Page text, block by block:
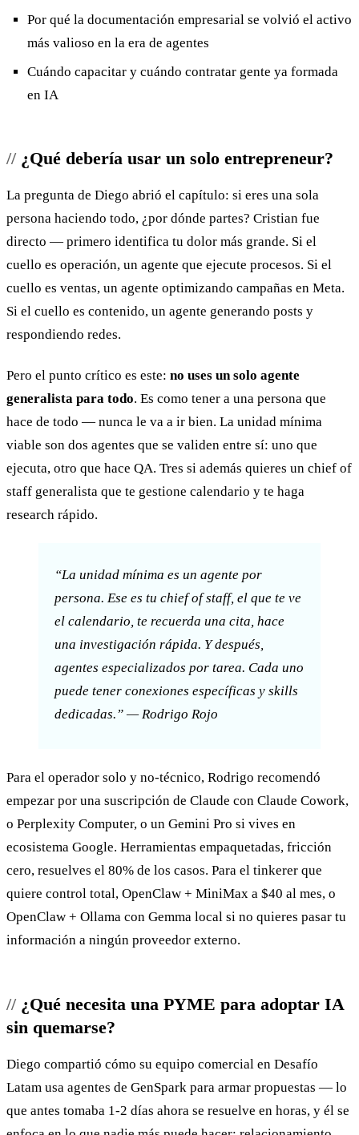
Por qué la documentación empresarial se volvió el activo
más valioso en la era de agentes
Cuándo capacitar y cuándo contratar gente ya formada
en IA
¿Qué debería usar un solo entrepreneur?
La pregunta de Diego abrió el capítulo: si eres una sola
persona haciendo todo, ¿por dónde partes? Cristian fue
directo — primero identifica tu dolor más grande. Si el
cuello es operación, un agente que ejecute procesos. Si el
cuello es ventas, un agente optimizando campañas en Meta.
Si el cuello es contenido, un agente generando posts y
respondiendo redes.
Pero el punto crítico es este: no uses un solo agente
generalista para todo. Es como tener a una persona que
hace de todo — nunca le va a ir bien. La unidad mínima
viable son dos agentes que se validen entre sí: uno que
ejecuta, otro que hace QA. Tres si además quieres un chief of
staff generalista que te gestione calendario y te haga
research rápido.
“La unidad mínima es un agente por
persona. Ese es tu chief of staff, el que te ve
el calendario, te recuerda una cita, hace
una investigación rápida. Y después,
agentes especializados por tarea. Cada uno
puede tener conexiones específicas y skills
dedicadas.” — Rodrigo Rojo
Para el operador solo y no-técnico, Rodrigo recomendó
empezar por una suscripción de Claude con Claude Cowork,
o Perplexity Computer, o un Gemini Pro si vives en
ecosistema Google. Herramientas empaquetadas, fricción
cero, resuelves el 80% de los casos. Para el tinkerer que
quiere control total, OpenClaw + MiniMax a $40 al mes, o
OpenClaw + Ollama con Gemma local si no quieres pasar tu
información a ningún proveedor externo.
¿Qué necesita una PYME para adoptar IA
sin quemarse?
Diego compartió cómo su equipo comercial en Desafío
Latam usa agentes de GenSpark para armar propuestas — lo
que antes tomaba 1-2 días ahora se resuelve en horas, y él se